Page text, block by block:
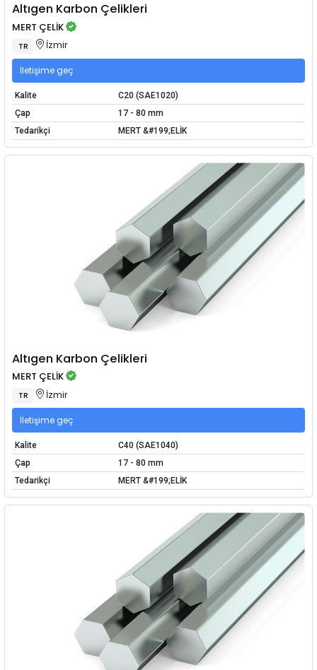
Altıgen Karbon Çelikleri
MERT ÇELİK
TR İzmir
İletişime geç
Kalite
C20 (SAE1020)
Çap
17 - 80 mm
Tedarikçi
MERT &#199;ELİK
Altıgen Karbon Çelikleri
MERT ÇELİK
TR İzmir
İletişime geç
Kalite
C40 (SAE1040)
Çap
17 - 80 mm
Tedarikçi
MERT &#199;ELİK